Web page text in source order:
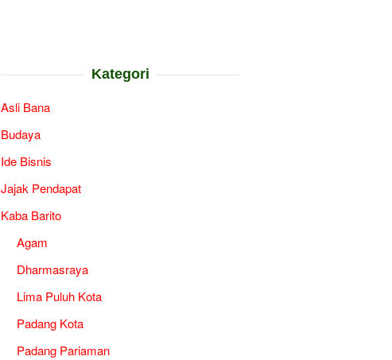
Kategori
Asli Bana
Budaya
Ide Bisnis
Jajak Pendapat
Kaba Barito
Agam
Dharmasraya
Lima Puluh Kota
Padang Kota
Padang Pariaman